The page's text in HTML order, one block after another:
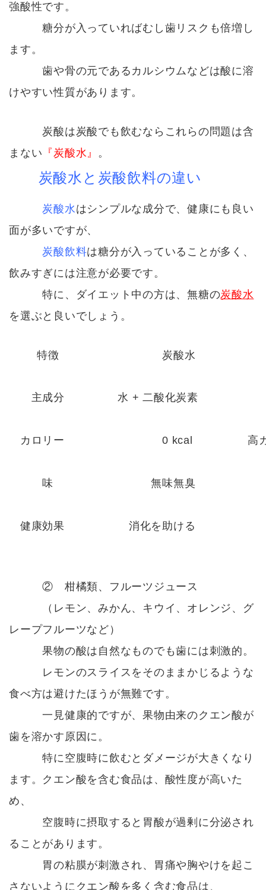
強酸性です。
糖分が入っていればむし歯リスクも倍増し
ます。
歯や骨の元であるカルシウムなどは酸に溶
けやすい性質があります。
炭酸は炭酸でも飲むならこれらの問題は含
まない 『炭酸水』 。
炭酸水と炭酸飲料の違い
炭酸水はシンプルな成分で、健康にも良い
面が多いですが、
炭酸飲料は糖分が入っていることが多く、
飲みすぎには注意が必要です。
特に、ダイエット中の方は、無糖の炭酸水
を選ぶと良いでしょう。
特徴 炭酸水
主成分 水 + 二酸化炭素
カロリー 0 kcal 高
味 無味無臭
健康効果 消化を助ける
② 柑橘類、フルーツジュース
（レモン、みかん、キウイ、オレンジ、グ
レープフルーツなど）
果物の酸は自然なものでも歯には刺激的。
レモンのスライスをそのままかじるような
食べ方は避けたほうが無難です。
一見健康的ですが、果物由来のクエン酸が
歯を溶かす原因に。
特に空腹時に飲むとダメージが大きくなり
ます。クエン酸を含む食品は、酸性度が高いた
め、
空腹時に摂取すると胃酸が過剰に分泌され
ることがあります。
胃の粘膜が刺激され、胃痛や胸やけを起こ
さないようにクエン酸を多く含む食品は、